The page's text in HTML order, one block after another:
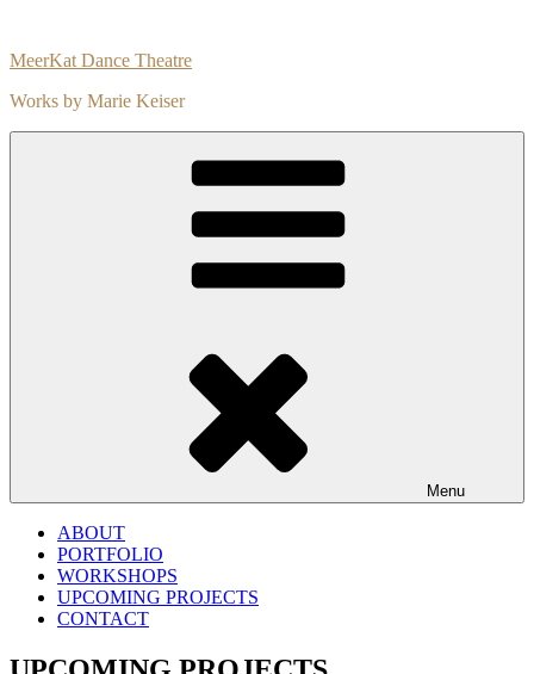
content
MeerKat Dance Theatre
Works by Marie Keiser
Menu
ABOUT
PORTFOLIO
WORKSHOPS
UPCOMING PROJECTS
CONTACT